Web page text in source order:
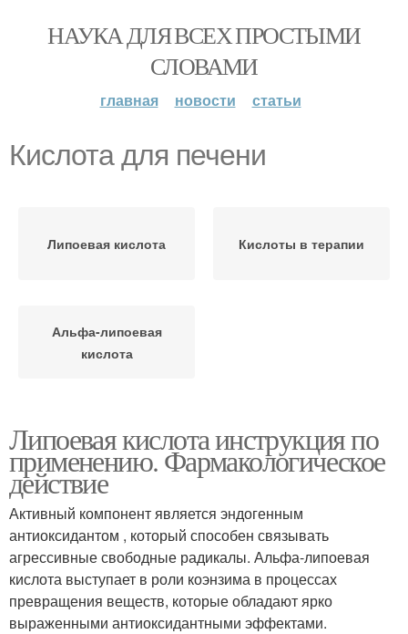
НАУКА ДЛЯ ВСЕХ ПРОСТЫМИ
СЛОВАМИ
главная новости статьи
Кислота для печени
Липоевая кислота Кислоты в терапии
Альфа-липоевая
кислота
Липоевая кислота инструкция по
применению. Фармакологическое
действие
Активный компонент является эндогенным
антиоксидантом , который способен связывать
агрессивные свободные радикалы. Альфа-липоевая
кислота выступает в роли коэнзима в процессах
превращения веществ, которые обладают ярко
выраженными антиоксидантными эффектами.